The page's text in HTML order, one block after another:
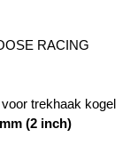
RACING
trekhaak kogel
(2 inch)